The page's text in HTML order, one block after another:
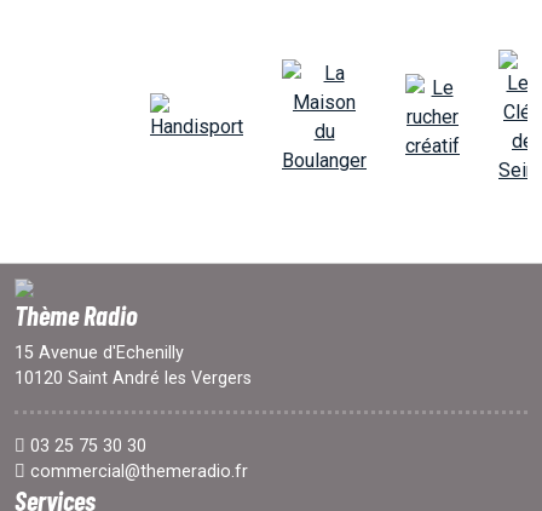
PROJETS
LOCATION STUDIO
CONTACT
Thème Radio
15 Avenue d'Echenilly
10120 Saint André les Vergers
03 25 75 30 30
commercial@themeradio.fr
Services